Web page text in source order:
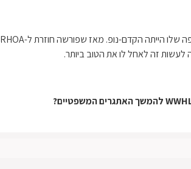
זה לאחל לו את הטוב ביותר.